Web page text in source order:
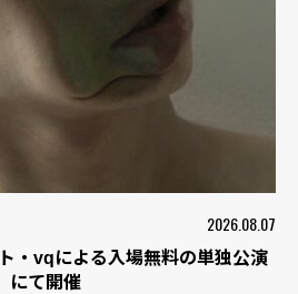
2026.08.07
・vqによる入場無料の単独公演
にて開催